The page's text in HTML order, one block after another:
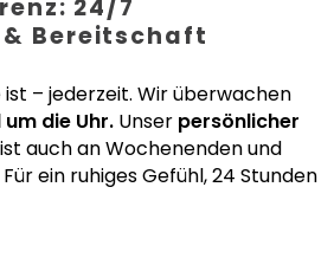
24/7
Bereitschaft
ist – jederzeit. Wir überwachen
die Uhr. Unser persönlicher
ist auch an Wochenenden und
ein ruhiges Gefühl, 24 Stunden